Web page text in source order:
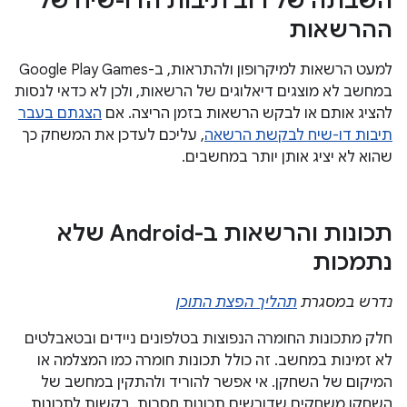
ההרשאות
למעט הרשאות למיקרופון ולהתראות, ב-Google Play Games
במחשב לא מוצגים דיאלוגים של הרשאות, ולכן לא כדאי לנסות
להציג אותם או לבקש הרשאות בזמן הריצה. אם הצגתם בעבר
תיבות דו-שיח לבקשת הרשאה, עליכם לעדכן את המשחק כך
שהוא לא יציג אותן יותר במחשבים.
תכונות והרשאות ב-Android שלא
נתמכות
נדרש במסגרת תהליך הפצת התוכן
חלק מתכונות החומרה הנפוצות בטלפונים ניידים ובטאבלטים
לא זמינות במחשב. זה כולל תכונות חומרה כמו המצלמה או
המיקום של השחקן. אי אפשר להוריד ולהתקין במחשב של